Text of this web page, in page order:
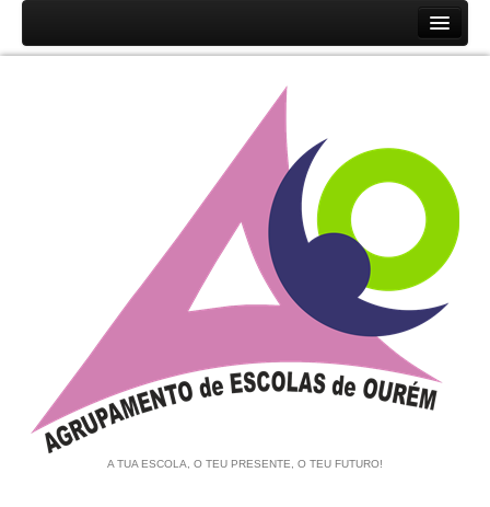
Unidades Orgânicas
Documentos
Associação de Pais e EE
Equipa de Autoavaliação
Notícias
A TUA ESCOLA, O TEU PRESENTE, O TEU FUTURO!